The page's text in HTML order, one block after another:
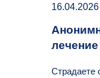
16.04.2026
Страдаете